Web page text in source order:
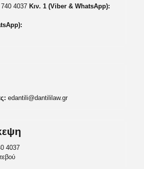
4037 Κιν. 1 (Viber & WhatsApp):
edantili@dantililaw.gr
4037